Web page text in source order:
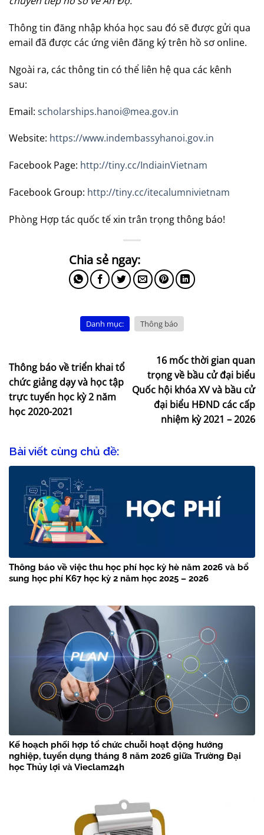
Thông tin đăng nhập khóa học sau đó sẽ được gửi qua
email đã được các ứng viên đăng ký trên hồ sơ online.
Ngoài ra, các thông tin có thể liên hệ qua các kênh
sau:
Email: scholarships.hanoi@mea.gov.in
Website: https://www.indembassyhanoi.gov.in
Facebook Page: http://tiny.cc/IndiainVietnam
Facebook Group: http://tiny.cc/itecalumnivietnam
Phòng Hợp tác quốc tế xin trân trọng thông báo!
Danh mục: Thông báo
Thông báo về triển khai tổ
chức giảng dạy và học tập
trực tuyến học kỳ 2 năm
học 2020-2021
16 mốc thời gian quan
trọng về bầu cử đại biểu
Quốc hội khóa XV và bầu cử
đại biểu HĐND các cấp
nhiệm kỳ 2021 – 2026
Bài viết cùng chủ đề:
Thông báo về việc thu học phí học kỳ hè năm 2026 và bổ
sung học phí K67 học kỳ 2 năm học 2025 – 2026
Kế hoạch phối hợp tổ chức chuỗi hoạt động hướng
nghiệp, tuyển dụng tháng 8 năm 2026 giữa Trường Đại
học Thủy lợi và Vieclam24h